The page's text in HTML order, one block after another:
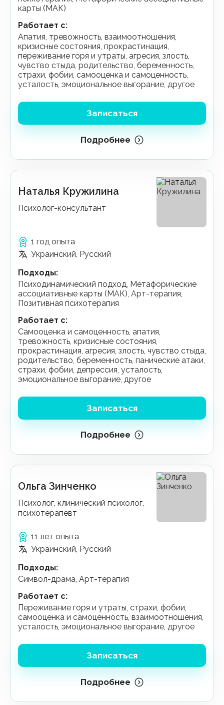
карты (МАК)
Работает с:
апатия, тревожность, взаимоотношения,
кризисные состояния, прокрастинация,
переживание горя и утраты, агресия, злость,
чувство стыда, родительство, беременность,
страхи, фобии, самооценка и самоценность,
усталость, эмоциональное выгорание, другое
Записаться
Подробнее
Наталья Кружилина
Психолог-консультант
1 год опыта
Украинский, Русский
Подходы:
Психодинамический подход, Метафорические
ассоциативные карты (МАК), Арт-терапия,
Позитивная психотерапия
Работает с:
самооценка и самоценность, апатия,
тревожность, кризисные состояния,
прокрастинация, агресия, злость, чувство стыда,
родительство, беременность, панические атаки,
страхи, фобии, депрессия, усталость,
эмоциональное выгорание, другое
Записаться
Подробнее
Ольга Зинченко
Психолог, клинический психолог,
психотерапевт
11 лет опыта
Украинский, Русский
Подходы:
Символ-драма, Арт-терапия
Работает с:
переживание горя и утраты, страхи, фобии,
самооценка и самоценность, взаимоотношения,
усталость, эмоциональное выгорание, другое
Записаться
Подробнее